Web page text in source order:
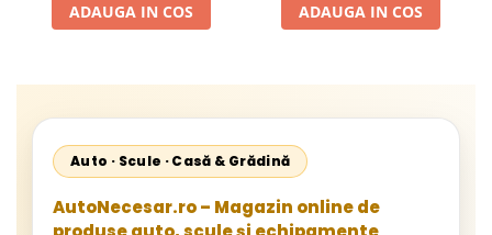
ADAUGA IN COS ADAUGA IN COS
Auto · Scule · Casă & Grădină
AutoNecesar.ro – Magazin online de